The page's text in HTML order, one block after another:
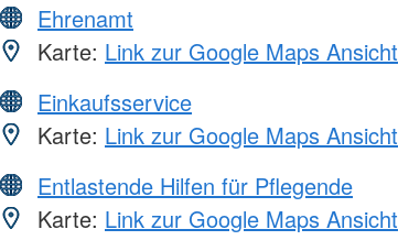
Ehrenamt
Karte: Link zur Google Maps Ansicht
Einkaufsservice
Karte: Link zur Google Maps Ansicht
Entlastende Hilfen für Pflegende
Karte: Link zur Google Maps Ansicht